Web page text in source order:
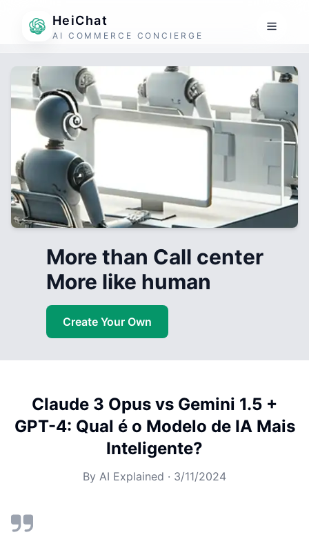
HeiChat
AI COMMERCE CONCIERGE
More than Call center
More like human
Create Your Own
Claude 3 Opus vs Gemini 1.5 +
GPT-4: Qual é o Modelo de IA Mais
Inteligente?
By AI Explained · 3/11/2024